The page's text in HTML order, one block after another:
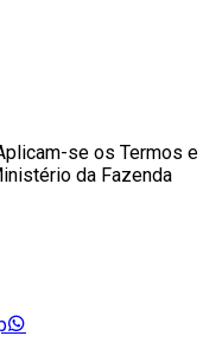
se os Termos e
da Fazenda